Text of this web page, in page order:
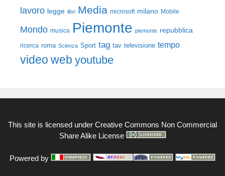
lavoro legge libri Media microsoft milano Mobile
Mondo musica Piemonte piemonte repubblica
ricerca roma Scienza Sport tag tav televisione tempo
video web youtube
This site is licensed under Creative Commons Non Commercial
Share Alike License
Powered by